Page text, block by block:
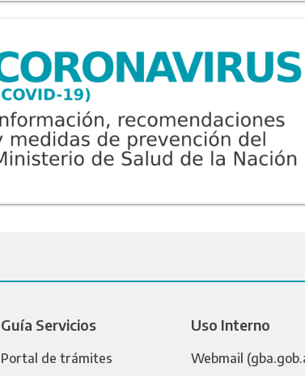
Guía Servicios
Portal de trámites
Uso Interno
Webmail